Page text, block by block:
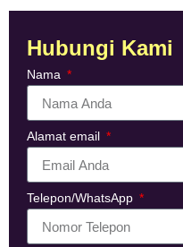
Hubungi Kami
Nama
Alamat email
Telepon/WhatsApp